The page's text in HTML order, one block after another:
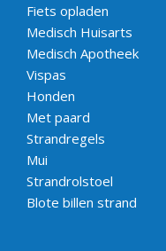
Fiets opladen
Medisch Huisarts
Medisch Apotheek
Vispas
Honden
Met paard
Strandregels
Mui
Strandrolstoel
Blote billen strand